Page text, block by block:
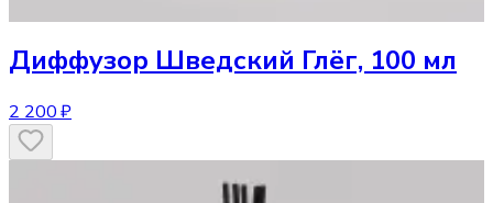
Диффузор Шведский Глёг, 100 мл
2 200 ₽